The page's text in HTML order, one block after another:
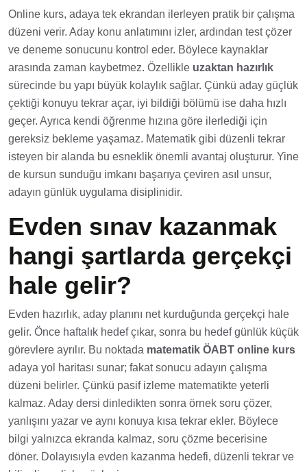
Online kurs, adaya tek ekrandan ilerleyen pratik bir çalışma
düzeni verir. Aday konu anlatımını izler, ardından test çözer
ve deneme sonucunu kontrol eder. Böylece kaynaklar
arasında zaman kaybetmez. Özellikle uzaktan hazırlık
sürecinde bu yapı büyük kolaylık sağlar. Çünkü aday güçlük
çektiği konuyu tekrar açar, iyi bildiği bölümü ise daha hızlı
geçer. Ayrıca kendi öğrenme hızına göre ilerlediği için
gereksiz bekleme yaşamaz. Matematik gibi düzenli tekrar
isteyen bir alanda bu esneklik önemli avantaj oluşturur. Yine
de kursun sunduğu imkanı başarıya çeviren asıl unsur,
adayın günlük uygulama disiplinidir.
Evden sınav kazanmak
hangi şartlarda gerçekçi
hale gelir?
Evden hazırlık, aday planını net kurduğunda gerçekçi hale
gelir. Önce haftalık hedef çıkar, sonra bu hedef günlük küçük
görevlere ayrılır. Bu noktada matematik ÖABT online kurs
adaya yol haritası sunar; fakat sonucu adayın çalışma
düzeni belirler. Çünkü pasif izleme matematikte yeterli
kalmaz. Aday dersi dinledikten sonra örnek soru çözer,
yanlışını yazar ve aynı konuya kısa tekrar ekler. Böylece
bilgi yalnızca ekranda kalmaz, soru çözme becerisine
döner. Dolayısıyla evden kazanma hedefi, düzenli tekrar ve